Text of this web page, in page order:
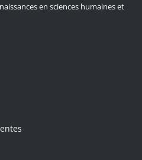
en sciences humaines et